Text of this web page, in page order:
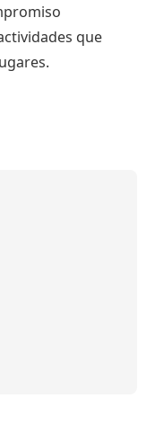
que